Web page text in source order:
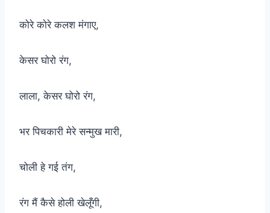
कोरे कोरे कलश मंगाए,
केसर घोरो रंग,
लाला, केसर घोरो रंग,
भर पिचकारी मेरे सन्मुख मारी,
चोली हे गई तंग,
रंग मैं कैसे होली खेलूँगी,